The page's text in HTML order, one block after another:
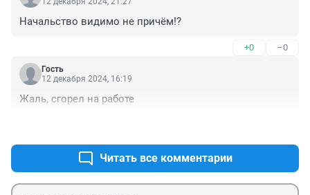
Начальство видимо не причём!?
+0 –0
Гость
12 декабря 2024, 16:19
Жаль, сгорел на работе
Читать все комментарии